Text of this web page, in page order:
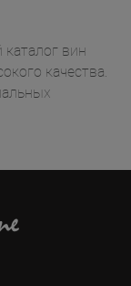
вин
качества.